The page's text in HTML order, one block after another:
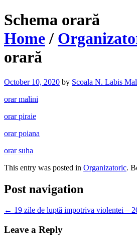
Schema orară
Home/
orară
October 10, 2020 by Scoala N. Labis
orar malini
orar piraie
orar poiana
orar suha
This entry was posted in Organizatoric.
Post navigation
← 19 zile de luptă impotriva violentei –
Leave a Reply